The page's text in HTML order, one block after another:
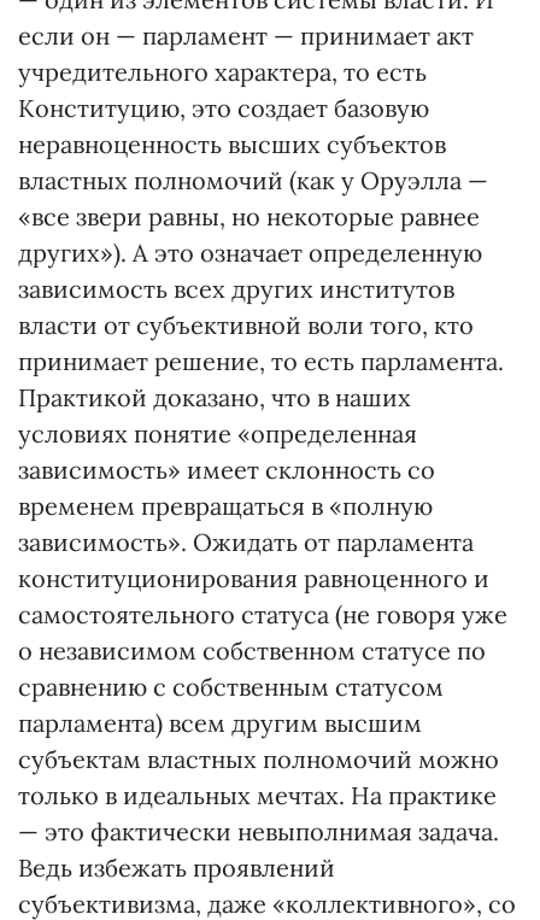
если он — парламент — принимает акт
учредительного характера, то есть
Конституцию, это создает базовую
неравноценность высших субъектов
властных полномочий (как у Оруэлла —
«все звери равны, но некоторые равнее
других»). А это означает определенную
зависимость всех других институтов
власти от субъективной воли того, кто
принимает решение, то есть парламента.
Практикой доказано, что в наших
условиях понятие «определенная
зависимость» имеет склонность со
временем превращаться в «полную
зависимость». Ожидать от парламента
конституционирования равноценного и
самостоятельного статуса (не говоря уже
о независимом собственном статусе по
сравнению с собственным статусом
парламента) всем другим высшим
субъектам властных полномочий можно
только в идеальных мечтах. На практике
— это фактически невыполнимая задача.
Ведь избежать проявлений
субъективизма, даже «коллективного», со